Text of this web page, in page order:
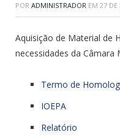
POR ADMINISTRADOR EM 27 DE
Aquisição de Material de
necessidades da Câmara
Termo de
IOEPA
Relatório